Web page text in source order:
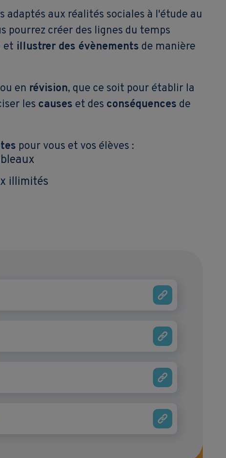
adaptés aux réalités sociales à l'étude au
pourrez créer des lignes du temps
et illustrer des évènements de manière
ou en révision, que ce soit pour établir la
les causes et des conséquences de
pour vous et vos élèves :
illimités